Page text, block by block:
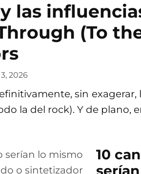
las
(To
2026
sin exagerar,
la del rock). Y de plano,
10